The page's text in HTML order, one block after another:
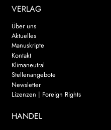
VERLAG
Über uns
Aktuelles
Manuskripte
Kontakt
Klimaneutral
Stellenangebote
Newsletter
Lizenzen | Foreign Rights
HANDEL